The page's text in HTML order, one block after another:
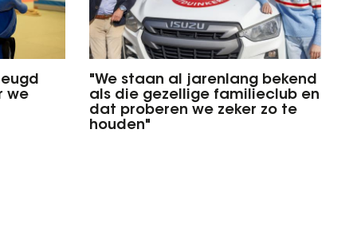
we
"We staan al jarenlang bekend
als die gezellige familieclub en
dat proberen we zeker zo te
houden"